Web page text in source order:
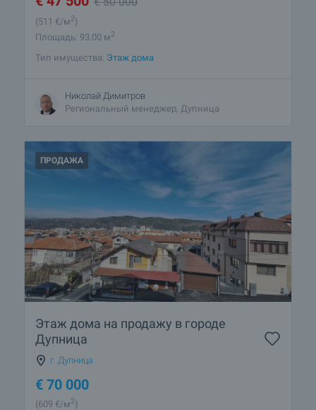
(511 €/м2)
Площадь: 93.00 м2
Тип имущества: Этаж дома
Николай Димитров
Региональный менеджер, Дупница
ПРОДАЖА
Этаж дома на продажу в городе
Дупница
г. Дупница
€ 70 000
(609 €/м2)